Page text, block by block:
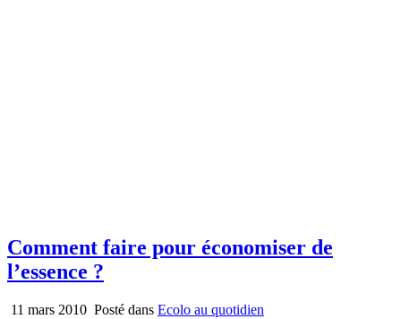
Comment faire pour économiser de
l’essence ?
11 mars 2010 Posté dans Ecolo au quotidien